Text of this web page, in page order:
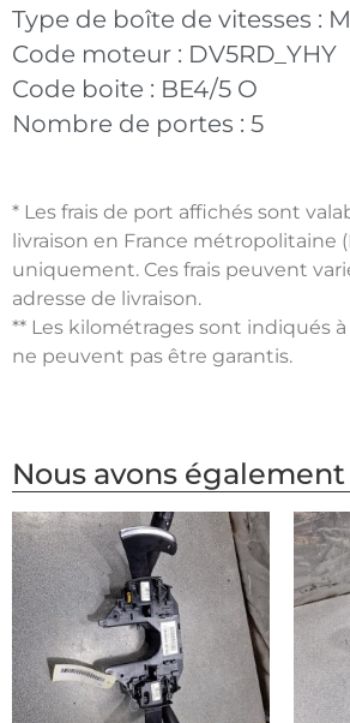
Type de boîte de vitesses :
Code moteur : DV5RD_YHY
Code boite : BE4/5 O
Nombre de portes : 5
* Les frais de port affichés sont
livraison en France métropolitaine
uniquement. Ces frais peuvent
adresse de livraison.
** Les kilométrages sont indiqués
ne peuvent pas être garantis.
Nous avons également